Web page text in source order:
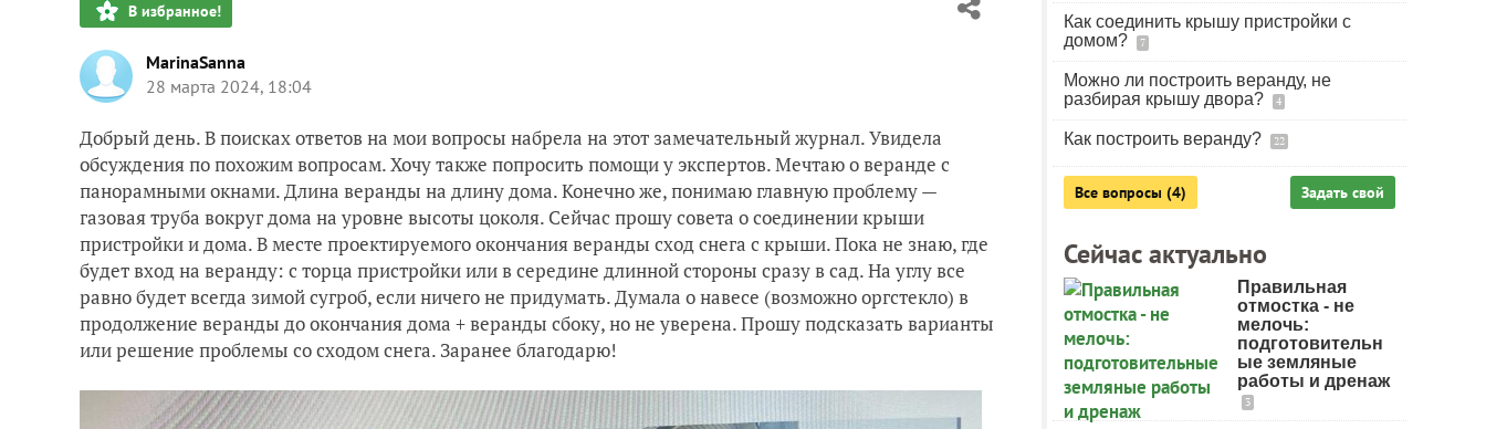
В избранное!
MarinaSanna
28 марта 2024, 18:04
Добрый день. В поисках ответов на мои вопросы набрела на этот замечательный журнал. Увидела
обсуждения по похожим вопросам. Хочу также попросить помощи у экспертов. Мечтаю о веранде с
панорамными окнами. Длина веранды на длину дома. Конечно же, понимаю главную проблему —
газовая труба вокруг дома на уровне высоты цоколя. Сейчас прошу совета о соединении крыши
пристройки и дома. В месте проектируемого окончания веранды сход снега с крыши. Пока не знаю, где
будет вход на веранду: с торца пристройки или в середине длинной стороны сразу в сад. На углу все
равно будет всегда зимой сугроб, если ничего не придумать. Думала о навесе (возможно оргстекло) в
продолжение веранды до окончания дома + веранды сбоку, но не уверена. Прошу подсказать варианты
или решение проблемы со сходом снега. Заранее благодарю!
Как соединить крышу пристройки с
домом?
7
Можно ли построить веранду, не
разбирая крышу двора?
4
Как построить веранду? 22
Все вопросы (4) Задать свой
Сейчас актуально
Правильная
отмостка - не
мелочь:
подготовительн
ые земляные
работы и дренаж
3